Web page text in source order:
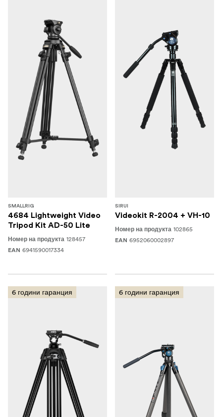
SMALLRIG
4684 Lightweight Video
Tripod Kit AD-50 Lite
Номер на продукта 128457
EAN 6941590017334
SIRUI
Videokit R-2004 + VH-10
Номер на продукта 102865
EAN 6952060002897
6 години гаранция 6 години гаранция